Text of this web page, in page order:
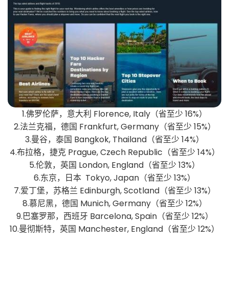
1.佛罗伦萨，意大利 Florence, Italy（省至少 16%）
2.法兰克福，德国 Frankfurt, Germany（省至少 15%）
3.曼谷，泰国 Bangkok, Thailand（省至少 14%）
4.布拉格，捷克 Prague, Czech Republic（省至少 14%）
5.伦敦，英国 London, England（省至少 13%）
6.东京，日本 Tokyo, Japan（省至少 13%）
7.爱丁堡，苏格兰 Edinburgh, Scotland（省至少 13%）
8.慕尼黑，德国 Munich, Germany（省至少 12%）
9.巴塞罗那，西班牙 Barcelona, Spain（省至少 12%）
10.曼彻斯特，英国 Manchester, England（省至少 12%）